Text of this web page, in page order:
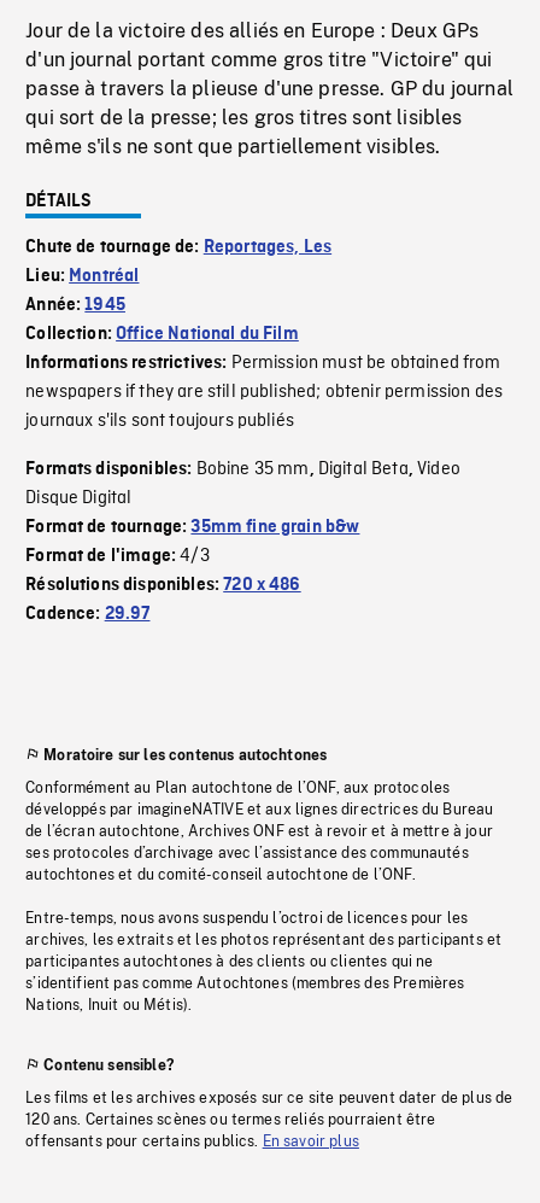
Jour de la victoire des alliés en Europe : Deux GPs
d'un journal portant comme gros titre "Victoire" qui
passe à travers la plieuse d'une presse. GP du journal
qui sort de la presse; les gros titres sont lisibles
même s'ils ne sont que partiellement visibles.
DÉTAILS
Chute de tournage de: Reportages, Les
Lieu: Montréal
Année:1945
Collection:Office National du Film
Informations restrictives: Permission must be obtained from
newspapers if they are still published; obtenir permission des
journaux s'ils sont toujours publiés
Formats disponibles: Bobine 35 mm, Digital Beta,Video
Disque Digital
Format de tournage:35mm fine grain b&w
Format de l'image:4/3
Résolutions disponibles:720 x 486
Cadence: 29.97
Moratoire sur les contenus autochtones
Conformément au Plan autochtone de l’ONF, aux protocoles
développés par imagineNATIVE et aux lignes directrices du Bureau
de l’écran autochtone, Archives ONF est à revoir et à mettre à jour
ses protocoles d’archivage avec l’assistance des communautés
autochtones et du comité-conseil autochtone de l’ONF.
Entre-temps, nous avons suspendu l’octroi de licences pour les
archives, les extraits et les photos représentant des participants et
participantes autochtones à des clients ou clientes qui ne
s’identifient pas comme Autochtones (membres des Premières
Nations, Inuit ou Métis).
Contenu sensible?
Les films et les archives exposés sur ce site peuvent dater de plus de
120 ans. Certaines scènes ou termes reliés pourraient être
offensants pour certains publics. En savoir plus